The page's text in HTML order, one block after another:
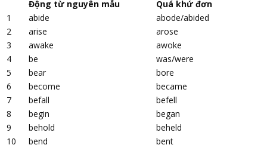
Động từ nguyên mẫu
Quá khứ đơn
1
abide
abode/abided
2
arise
arose
3
awake
awoke
4
be
was/were
5
bear
bore
6
become
became
7
befall
befell
8
begin
began
9
behold
beheld
10
bend
bent